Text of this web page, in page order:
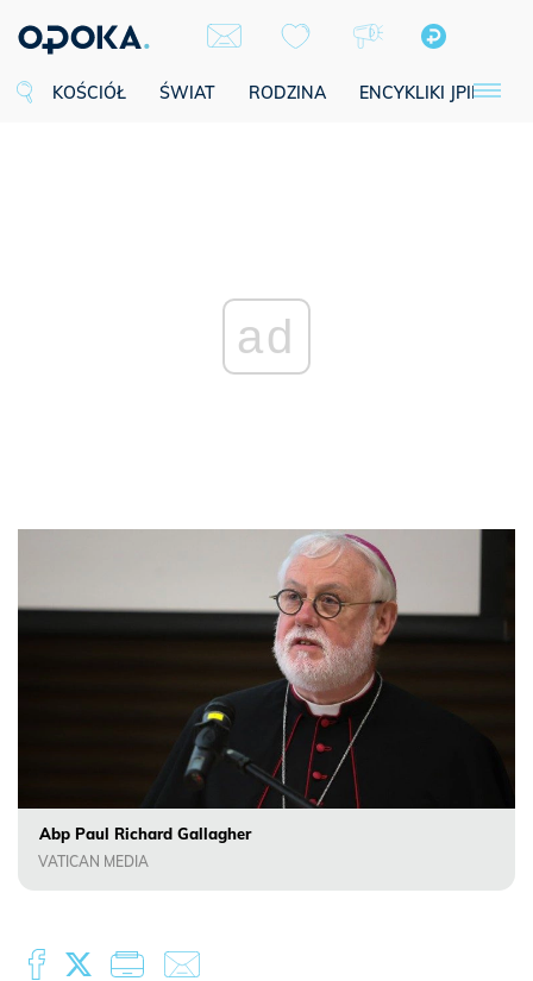
KOŚCIÓŁ ŚWIAT RODZINA ENCYKLIKI JPII
ad
Abp Paul Richard Gallagher
VATICAN MEDIA